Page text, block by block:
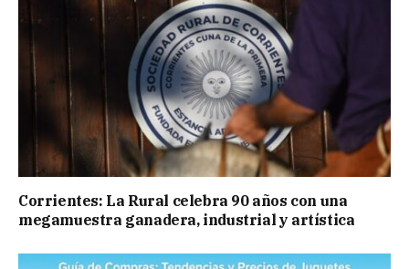
Corrientes: La Rural celebra 90 años con una
megamuestra ganadera, industrial y artística